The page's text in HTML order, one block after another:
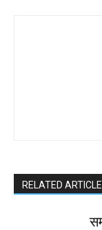
RELATED